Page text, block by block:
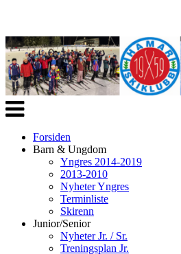
Veksle
navigasjon
Forsiden
Barn & Ungdom
Yngres 2014-2019
2013-2010
Nyheter Yngres
Terminliste
Skirenn
Junior/Senior
Nyheter Jr. / Sr.
Treningsplan Jr.